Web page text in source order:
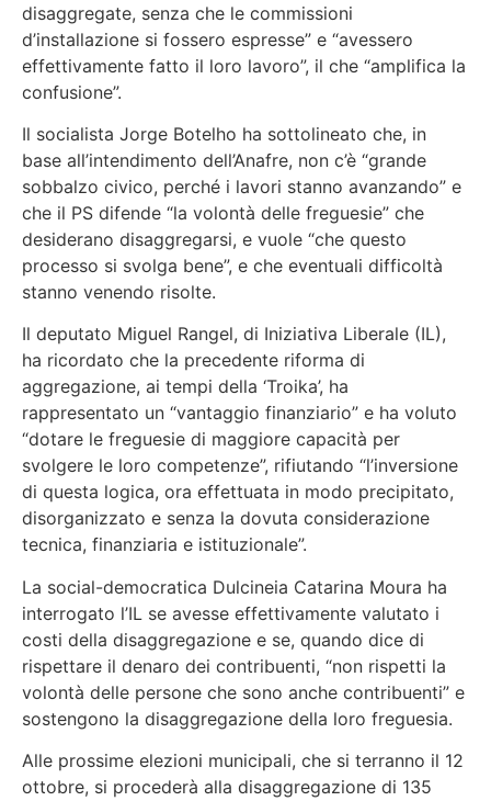
disaggregate, senza che le commissioni
d’installazione si fossero espresse” e “avessero
effettivamente fatto il loro lavoro”, il che “amplifica la
confusione”.
Il socialista Jorge Botelho ha sottolineato che, in
base all’intendimento dell’Anafre, non c’è “grande
sobbalzo civico, perché i lavori stanno avanzando” e
che il PS difende “la volontà delle freguesie” che
desiderano disaggregarsi, e vuole “che questo
processo si svolga bene”, e che eventuali difficoltà
stanno venendo risolte.
Il deputato Miguel Rangel, di Iniziativa Liberale (IL),
ha ricordato che la precedente riforma di
aggregazione, ai tempi della ‘Troika’, ha
rappresentato un “vantaggio finanziario” e ha voluto
“dotare le freguesie di maggiore capacità per
svolgere le loro competenze”, rifiutando “l’inversione
di questa logica, ora effettuata in modo precipitato,
disorganizzato e senza la dovuta considerazione
tecnica, finanziaria e istituzionale”.
La social-democratica Dulcineia Catarina Moura ha
interrogato l’IL se avesse effettivamente valutato i
costi della disaggregazione e se, quando dice di
rispettare il denaro dei contribuenti, “non rispetti la
volontà delle persone che sono anche contribuenti” e
sostengono la disaggregazione della loro freguesia.
Alle prossime elezioni municipali, che si terranno il 12
ottobre, si procederà alla disaggregazione di 135